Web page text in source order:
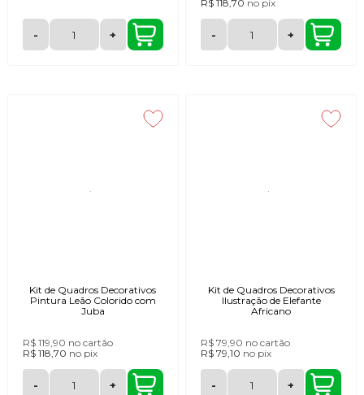
- +
R$ 118,70 no pix
- +
Kit de Quadros Decorativos
Pintura Leão Colorido com
Juba
R$ 119,90 no cartão
R$ 118,70 no pix
- +
Kit de Quadros Decorativos
Ilustração de Elefante
Africano
R$ 79,90 no cartão
R$ 79,10 no pix
- +